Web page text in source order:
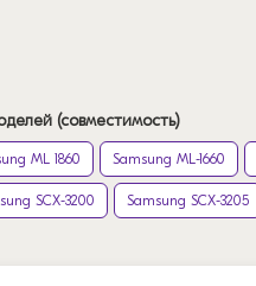
(совместимость)
ML 1860 Samsung ML-1660
SCX-3200 Samsung SCX-3205